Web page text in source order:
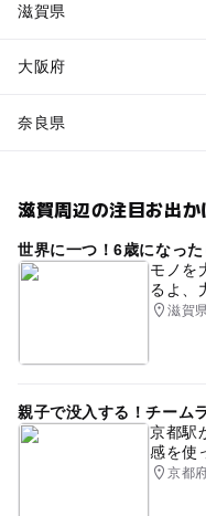
滋賀県
大阪府
奈良県
滋賀周辺の注目お出か
世界に一つ！6歳になっ
モノを
るよ、
滋賀
親子で没入する！チーム
京都駅
感を使
京都